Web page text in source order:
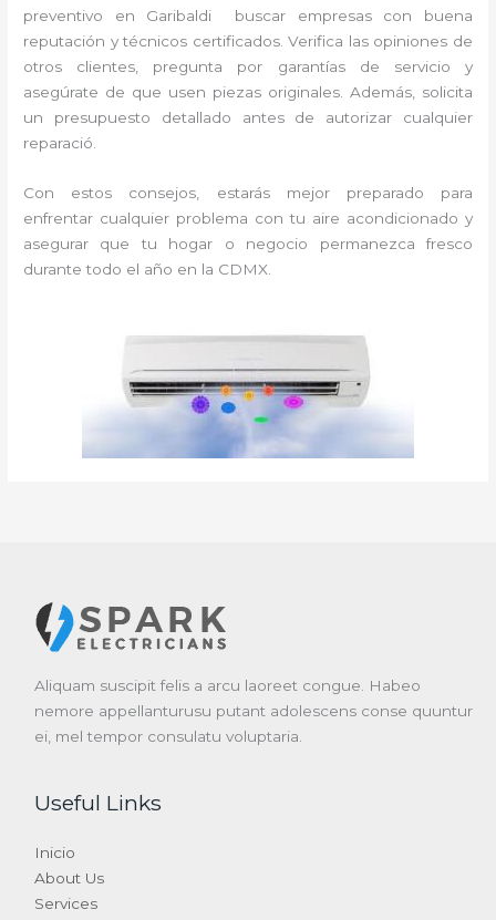
preventivo en Garibaldi buscar empresas con buena
reputación y técnicos certificados. Verifica las opiniones de
otros clientes, pregunta por garantías de servicio y
asegúrate de que usen piezas originales. Además, solicita
un presupuesto detallado antes de autorizar cualquier
reparació.
Con estos consejos, estarás mejor preparado para
enfrentar cualquier problema con tu aire acondicionado y
asegurar que tu hogar o negocio permanezca fresco
durante todo el año en la CDMX.
Aliquam suscipit felis a arcu laoreet congue. Habeo
nemore appellanturusu putant adolescens conse quuntur
ei, mel tempor consulatu voluptaria.
Useful Links
Inicio
About Us
Services